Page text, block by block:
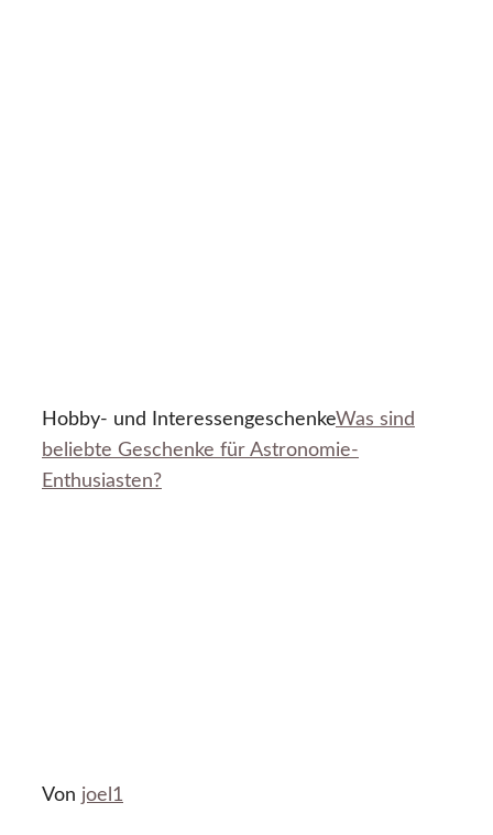
Hobby- und InteressengeschenkeWas sind
beliebte Geschenke für Astronomie-
Enthusiasten?
Von joel1